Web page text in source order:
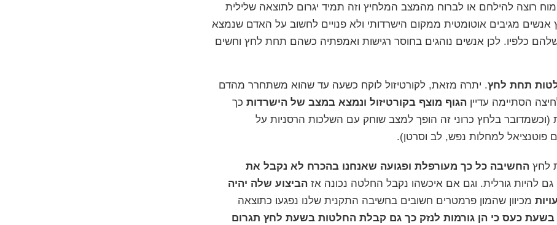
רוצה להילחם או לברוח מהמצב המלחיץ וזה תמיד יגרום לתוצאה שלילית
מגיבים אוטומטית ממקום הישרדותי ולא פנויים לחשוב על האדם שנמצא
כלפיו. לכן אנשים נוהגים בחוסר רגישות ואמפתיה כשהם תחת לחץ וחשים
תחת לחץ. יתרה מזאת, לקורטיזוללוקח כשעה עד שהוא משתחרר מהדם
הסתיימה עדיין הגוף מוצף בקורטיזול ונמצא במצב של הישרדותכך
(וכשמדובר בלחץ כרוני זה הופך למצב שוחק עם השלכות הרסניות על
פוטנציאל למחלות נפש, לב וסרטן).
לחץ החשיבה כל כך מעורפלת ופגועה שאנחנו בהכרח לא נקבל את
להיות גורלית. וגם אם איכשהו נקבל החלטה נכונה אז הביצוע שלה יהיה
מכיוון שהמון פרמטרים חשובים בחשיבה התקנית שלנו נפגעו כתוצאה
כעס כי הן גורמות לנזק כך גם קבלת החלטות בשעת לחץ תגרום